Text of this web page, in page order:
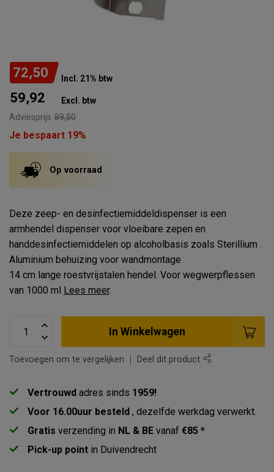
72,50 Incl. 21% btw
59,92 Excl. btw
Adviesprijs 89,50
Je bespaart 19%
Op voorraad
Deze zeep- en desinfectiemiddeldispenser is een
armhendel dispenser voor vloeibare zepen en
handdesinfectiemiddelen op alcoholbasis zoals Sterillium .
Aluminium behuizing voor wandmontage
14 cm lange roestvrijstalen hendel. Voor wegwerpflessen
van 1000 ml Lees meer.
In Winkelwagen
Toevoegen om te vergelijken Deel dit product
Vertrouwd adres sinds 1959!
Voor 16.00uur besteld , dezelfde werkdag verwerkt.
Gratis verzending in NL & BE vanaf €85 *
Pick-up point in Duivendrecht